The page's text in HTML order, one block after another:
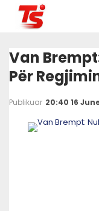
Van
Për
Publikuar 20:40 16